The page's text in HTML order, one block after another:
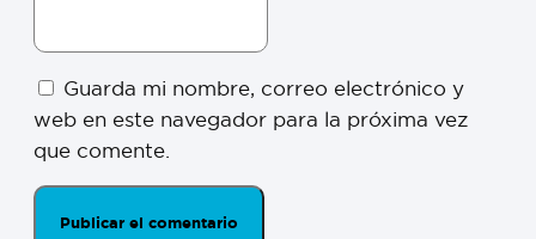
Guarda mi nombre, correo electrónico y
web en este navegador para la próxima vez
que comente.